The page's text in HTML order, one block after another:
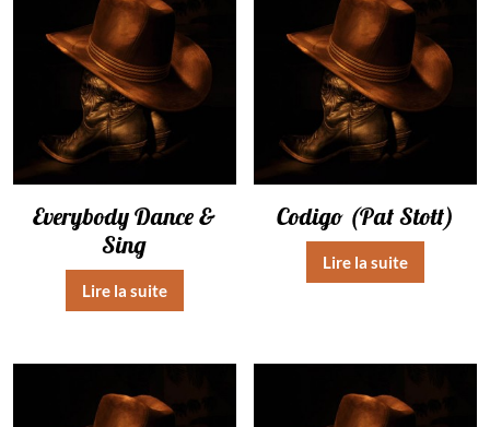
Everybody Dance &
Sing
Lire la suite
Codigo (Pat Stott)
Lire la suite